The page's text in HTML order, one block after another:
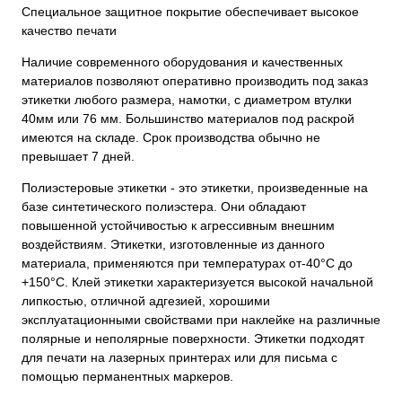
Специальное защитное покрытие обеспечивает высокое
качество печати
Наличие современного оборудования и качественных
материалов позволяют оперативно производить под заказ
этикетки любого размера, намотки, с диаметром втулки
40мм или 76 мм. Большинство материалов под раскрой
имеются на складе. Срок производства обычно не
превышает 7 дней.
Полиэстеровые этикетки - это этикетки, произведенные на
базе синтетического полиэстера. Они обладают
повышенной устойчивостью к агрессивным внешним
воздействиям. Этикетки, изготовленные из данного
материала, применяются при температурах от-40°С до
+150°С. Клей этикетки характеризуется высокой начальной
липкостью, отличной адгезией, хорошими
эксплуатационными свойствами при наклейке на различные
полярные и неполярные поверхности. Этикетки подходят
для печати на лазерных принтерах или для письма с
помощью перманентных маркеров.